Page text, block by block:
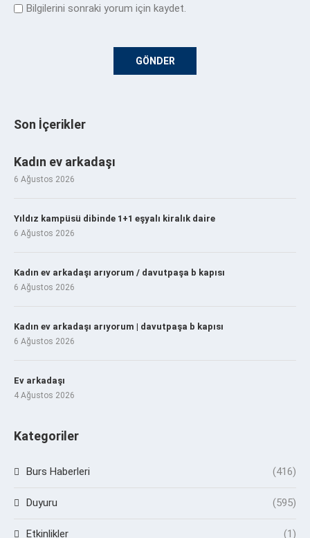
Bilgilerini sonraki yorum için kaydet.
Son İçerikler
Kadın ev arkadaşı
6 Ağustos 2026
Yıldız kampüsü dibinde 1+1 eşyalı kiralık daire
6 Ağustos 2026
Kadın ev arkadaşı arıyorum / davutpaşa b kapısı
6 Ağustos 2026
Kadın ev arkadaşı arıyorum | davutpaşa b kapısı
6 Ağustos 2026
Ev arkadaşı
4 Ağustos 2026
Kategoriler
Burs Haberleri (416)
Duyuru (595)
Etkinlikler (1)